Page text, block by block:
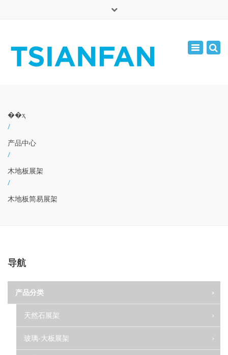
周一 - 周六: 7:00 - 17:00
Toggle
��ҳ
/
产品中心
/
木地板展架
/
木地板简易展架
导航
产品分类
天然石展架
玻璃-大板展架